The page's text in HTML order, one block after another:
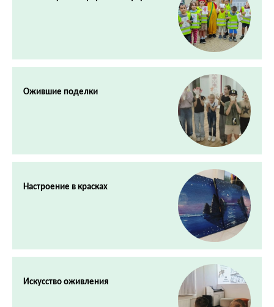
Ожившие поделки
Настроение в красках
Искусство оживления